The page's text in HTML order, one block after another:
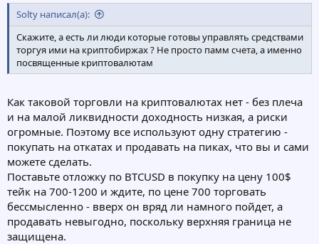
Solty написал(а):
Скажите, а есть ли люди которые готовы управлять средствами
торгуя ими на криптобиржах ? Не просто памм счета, а именно
посвященные криптовалютам
Как таковой торговли на криптовалютах нет - без плеча
и на малой ликвидности доходность низкая, а риски
огромные. Поэтому все используют одну стратегию -
покупать на откатах и продавать на пиках, что вы и сами
можете сделать.
Поставьте отложку по BTCUSD в покупку на цену 100$
тейк на 700-1200 и ждите, по цене 700 торговать
бессмысленно - вверх он вряд ли намного пойдет, а
продавать невыгодно, поскольку верхняя граница не
защищена.